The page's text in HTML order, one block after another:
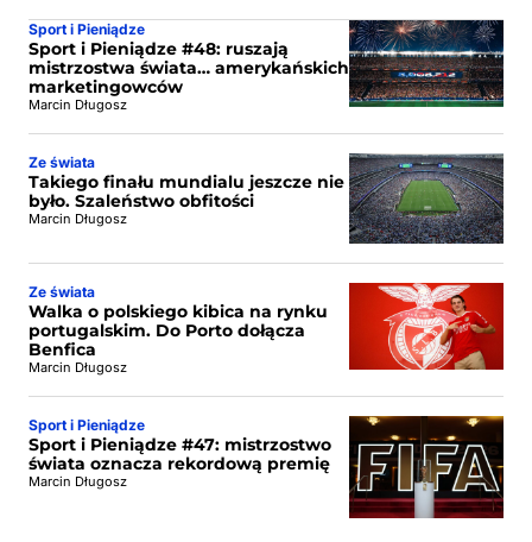
Sport i Pieniądze
Sport i Pieniądze #48: ruszają
mistrzostwa świata… amerykańskich
marketingowców
Marcin Długosz
Ze świata
Takiego finału mundialu jeszcze nie
było. Szaleństwo obfitości
Marcin Długosz
Ze świata
Walka o polskiego kibica na rynku
portugalskim. Do Porto dołącza
Benfica
Marcin Długosz
Sport i Pieniądze
Sport i Pieniądze #47: mistrzostwo
świata oznacza rekordową premię
Marcin Długosz